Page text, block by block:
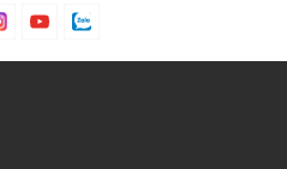
Tập luyện thể thao, hoạt